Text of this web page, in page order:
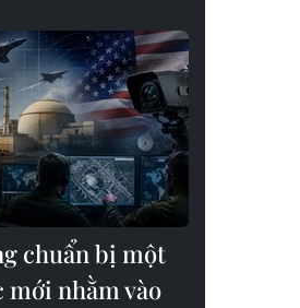
chuẩn bị một
mới nhằm vào